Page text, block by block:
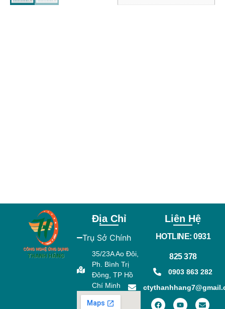
Địa Chỉ
Trụ Sở Chính
35/23A Ao Đôi,
Ph. Bình Trị
Đông, TP Hồ
Chí Minh
Liên Hệ
HOTLINE: 0931
825 378
0903 863 282